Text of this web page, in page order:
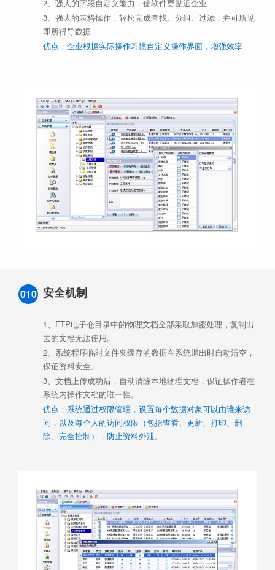
2、强大的字段自定义能力，使软件更贴近企业
3、强大的表格操作，轻松完成查找、分组、过滤，并可所见
即所得导数据
优点：企业根据实际操作习惯自定义操作界面，增强效率
010 安全机制
1、FTP电子仓目录中的物理文档全部采取加密处理，复制出
去的文档无法使用。
2、系统程序临时文件夹缓存的数据在系统退出时自动清空，
保证资料安全。
3、文档上传成功后，自动清除本地物理文档，保证操作者在
系统内操作文档的唯一性。
优点：系统通过权限管理，设置每个数据对象可以由谁来访
问，以及每个人的访问权限（包括查看、更新、打印、删
除、完全控制），防止资料外泄。